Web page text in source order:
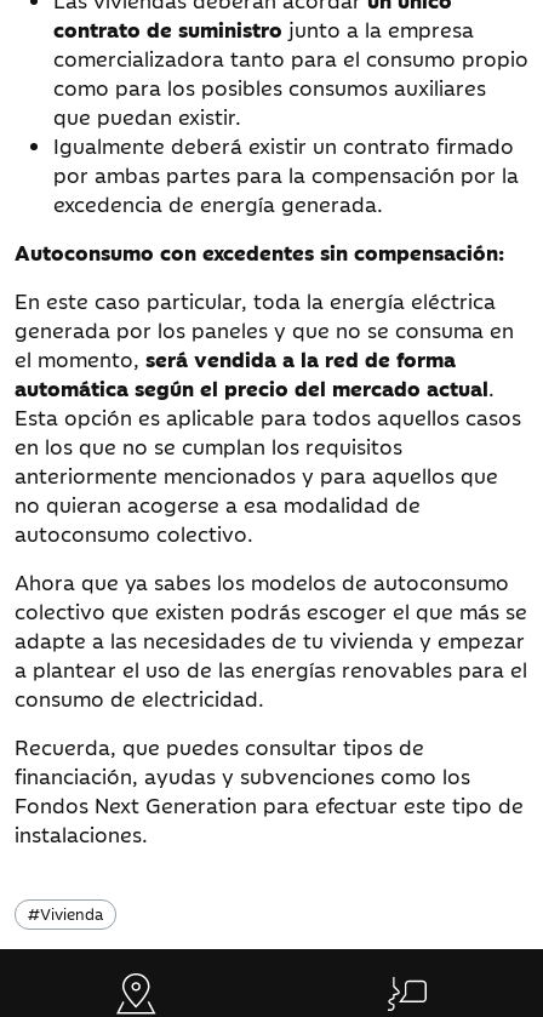
contrato de suministro junto a la empresa
comercializadora tanto para el consumo propio
como para los posibles consumos auxiliares
que puedan existir.
Igualmente deberá existir un contrato firmado
por ambas partes para la compensación por la
excedencia de energía generada.
Autoconsumo con excedentes sin compensación:
En este caso particular, toda la energía eléctrica
generada por los paneles y que no se consuma en
el momento, será vendida a la red de forma
automática según el precio del mercado actual.
Esta opción es aplicable para todos aquellos casos
en los que no se cumplan los requisitos
anteriormente mencionados y para aquellos que
no quieran acogerse a esa modalidad de
autoconsumo colectivo.
Ahora que ya sabes los modelos de autoconsumo
colectivo que existen podrás escoger el que más se
adapte a las necesidades de tu vivienda y empezar
a plantear el uso de las energías renovables para el
consumo de electricidad.
Recuerda, que puedes consultar tipos de
financiación, ayudas y subvenciones como los
Fondos Next Generation para efectuar este tipo de
instalaciones.
Vivienda
#